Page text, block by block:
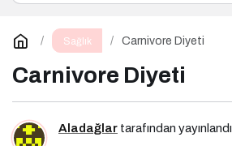
Sağlık Carnivore Diyeti
Carnivore Diyeti
Aladağlar tarafından yayınlandı